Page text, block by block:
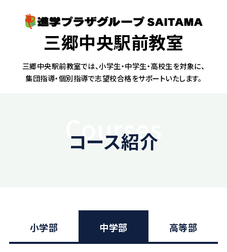
三郷中央駅前教室
三郷中央駅前教室では、小学生・中学生・高校生を対象に、
集団指導・個別指導で志望校合格をサポートいたします。
コース紹介
Courses
小学部 中学部 高等部